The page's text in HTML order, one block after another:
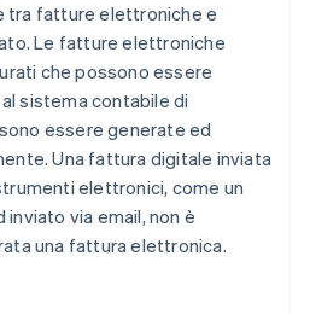
tra fatture elettroniche e
Le fatture elettroniche
che possono essere
sistema contabile di
essere generate ed
Una fattura digitale inviata
elettronici, come un
inviato via email, non è
una fattura elettronica.